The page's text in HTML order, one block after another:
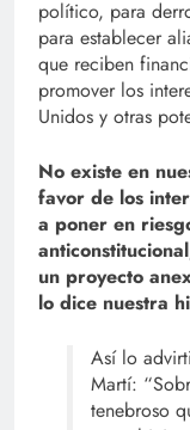
político, para
para establecer
que reciben
promover los
Unidos y otras
No existe en
favor de los
a poner en
un proyecto
lo dice nuestra
Así lo
Martí:
tenebroso